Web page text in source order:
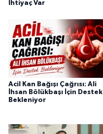
İhtiyaç Var
Acil Kan Bağışı Çağrısı: Ali
İhsan Bölükbaşı İçin Destek
Bekleniyor